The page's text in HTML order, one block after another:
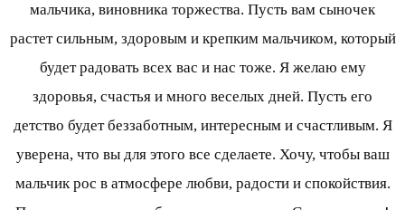
мальчика, виновника торжества. Пусть вам сыночек
растет сильным, здоровым и крепким мальчиком, который
будет радовать всех вас и нас тоже. Я желаю ему
здоровья, счастья и много веселых дней. Пусть его
детство будет беззаботным, интересным и счастливым. Я
уверена, что вы для этого все сделаете. Хочу, чтобы ваш
мальчик рос в атмосфере любви, радости и спокойствия.